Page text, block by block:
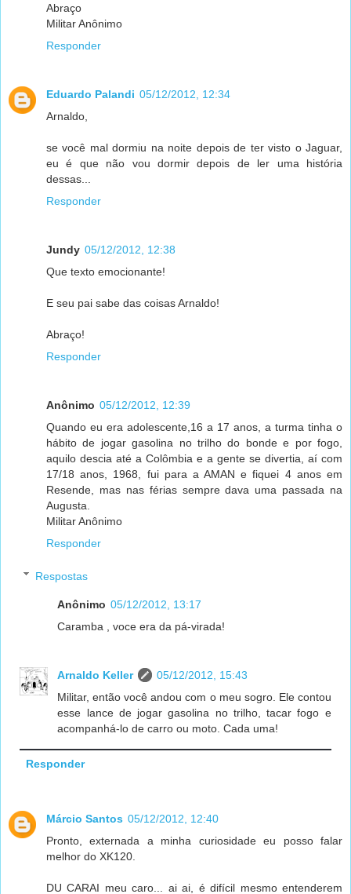
Abraço
Militar Anônimo
Responder
Eduardo Palandi 05/12/2012, 12:34
Arnaldo,
se você mal dormiu na noite depois de ter visto o Jaguar,
eu é que não vou dormir depois de ler uma história
dessas...
Responder
Jundy 05/12/2012, 12:38
Que texto emocionante!
E seu pai sabe das coisas Arnaldo!
Abraço!
Responder
Anônimo 05/12/2012, 12:39
Quando eu era adolescente,16 a 17 anos, a turma tinha o
hábito de jogar gasolina no trilho do bonde e por fogo,
aquilo descia até a Colômbia e a gente se divertia, aí com
17/18 anos, 1968, fui para a AMAN e fiquei 4 anos em
Resende, mas nas férias sempre dava uma passada na
Augusta.
Militar Anônimo
Responder
Respostas
Anônimo 05/12/2012, 13:17
Caramba , voce era da pá-virada!
Arnaldo Keller
05/12/2012, 15:43
Militar, então você andou com o meu sogro. Ele contou
esse lance de jogar gasolina no trilho, tacar fogo e
acompanhá-lo de carro ou moto. Cada uma!
Responder
Márcio Santos 05/12/2012, 12:40
Pronto, externada a minha curiosidade eu posso falar
melhor do XK120.
DU CARAI meu caro... ai ai, é difícil mesmo entenderem